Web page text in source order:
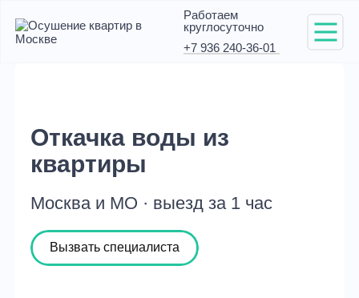
Работаем
круглосуточно
+7 936 240-36-01
Откачка воды из
квартиры
Москва и МО · выезд за 1 час
Вызвать специалиста